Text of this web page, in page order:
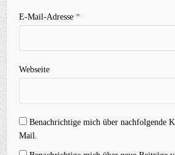
E-Mail-Adresse*
Webseite
Benachrichtige mich über nachfolgende
Mail.